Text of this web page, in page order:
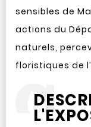
sensibles de
actions du
naturels,
floristiques de